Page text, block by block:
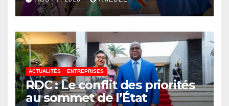
de développement de
l’Union africaine–Nouveau
Partenariat pour le
développement de l’Afrique
(AUDA-NEPAD)
ACTUALITÉS ENTREPRISES
RDC : Le conflit des priorités
au sommet de l’État